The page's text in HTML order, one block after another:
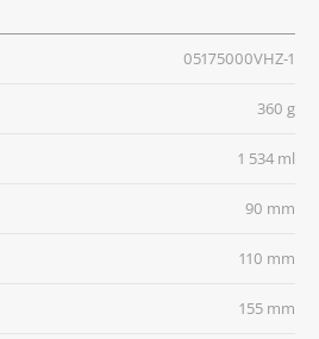
05175000VHZ-1
360 g
1 534 ml
90 mm
110 mm
155 mm